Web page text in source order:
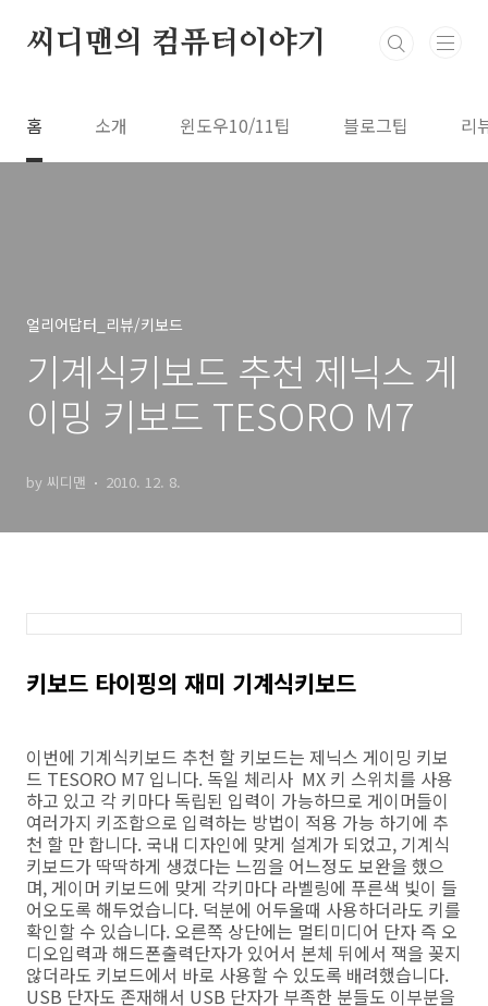
씨디맨의 컴퓨터이야기
홈 소개 윈도우10/11팁 블로그팁 리
얼리어답터_리뷰/키보드
기계식키보드 추천 제닉스 게
이밍 키보드 TESORO M7
by 씨디맨 2010. 12. 8.
키보드 타이핑의 재미 기계식키보드
이번에 기계식키보드 추천 할 키보드는 제닉스 게이밍 키보
드 TESORO M7 입니다. 독일 체리사 MX 키 스위치를 사용
하고 있고 각 키마다 독립된 입력이 가능하므로 게이머들이
여러가지 키조합으로 입력하는 방법이 적용 가능 하기에 추
천 할 만 합니다. 국내 디자인에 맞게 설계가 되었고, 기계식
키보드가 딱딱하게 생겼다는 느낌을 어느정도 보완을 했으
며, 게이머 키보드에 맞게 각키마다 라벨링에 푸른색 빛이 들
어오도록 해두었습니다. 덕분에 어두울때 사용하더라도 키를
확인할 수 있습니다. 오른쪽 상단에는 멀티미디어 단자 즉 오
디오입력과 해드폰출력단자가 있어서 본체 뒤에서 잭을 꽂지
않더라도 키보드에서 바로 사용할 수 있도록 배려했습니다.
USB 단자도 존재해서 USB 단자가 부족한 분들도 이부분을